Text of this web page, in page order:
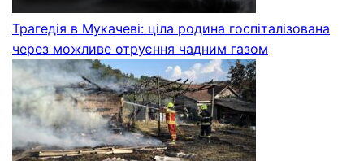
Трагедія в Мукачеві: ціла родина госпіталізована
через можливе отруєння чадним газом